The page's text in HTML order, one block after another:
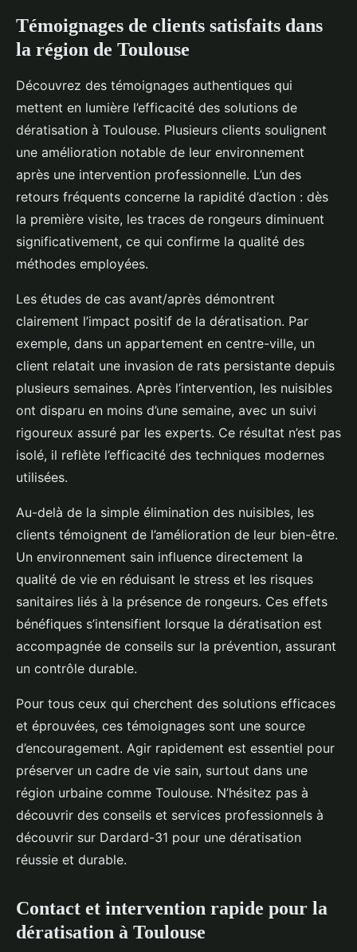
Témoignages de clients satisfaits dans
la région de Toulouse
Découvrez des témoignages authentiques qui
mettent en lumière l’efficacité des solutions de
dératisation à Toulouse. Plusieurs clients soulignent
une amélioration notable de leur environnement
après une intervention professionnelle. L’un des
retours fréquents concerne la rapidité d’action : dès
la première visite, les traces de rongeurs diminuent
significativement, ce qui confirme la qualité des
méthodes employées.
Les études de cas avant/après démontrent
clairement l’impact positif de la dératisation. Par
exemple, dans un appartement en centre-ville, un
client relatait une invasion de rats persistante depuis
plusieurs semaines. Après l’intervention, les nuisibles
ont disparu en moins d’une semaine, avec un suivi
rigoureux assuré par les experts. Ce résultat n’est pas
isolé, il reflète l’efficacité des techniques modernes
utilisées.
Au-delà de la simple élimination des nuisibles, les
clients témoignent de l’amélioration de leur bien-être.
Un environnement sain influence directement la
qualité de vie en réduisant le stress et les risques
sanitaires liés à la présence de rongeurs. Ces effets
bénéfiques s’intensifient lorsque la dératisation est
accompagnée de conseils sur la prévention, assurant
un contrôle durable.
Pour tous ceux qui cherchent des solutions efficaces
et éprouvées, ces témoignages sont une source
d’encouragement. Agir rapidement est essentiel pour
préserver un cadre de vie sain, surtout dans une
région urbaine comme Toulouse. N’hésitez pas à
découvrir des conseils et services professionnels à
découvrir sur Dardard-31 pour une dératisation
réussie et durable.
Contact et intervention rapide pour la
dératisation à Toulouse